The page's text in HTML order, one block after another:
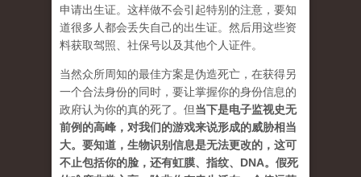
申请出生证。这样做不会引起特别的注意，要知
道很多人都会丢失自己的出生证。然后用这些资
料获取驾照、社保号以及其他个人证件。
当然众所周知的最佳方案是伪造死亡，在获得另
一个合法身份的同时，要让掌握你的身份信息的
政府认为你的真的死了。但当下是电子监视史无
前例的高峰，对我们的游戏来说形成的威胁相当
大。要知道，生物识别信息是无法更改的，这可
不止包括你的脸，还有虹膜、指纹、DNA。假死